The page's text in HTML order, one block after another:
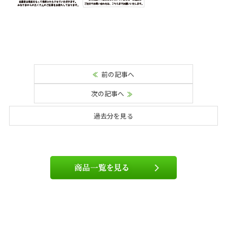
前の記事へ
次の記事へ
過去分を見る